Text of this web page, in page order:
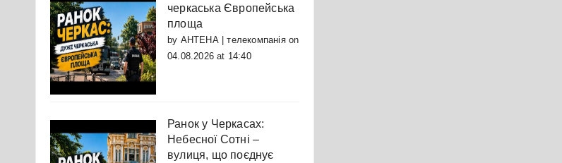
черкаська Європейська
площа
by АНТЕНА | телекомпаніяon
04.08.2026 at 14:40
Ранок у Черкасах:
Небесної Сотні –
вулиця, що поєднує